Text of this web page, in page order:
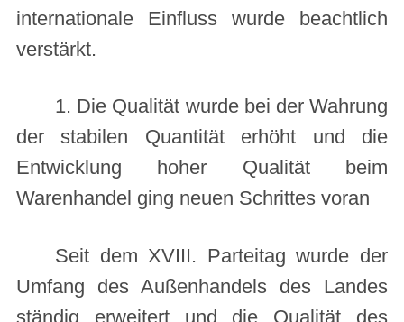
internationale Einfluss wurde beachtlich
verstärkt.
1. Die Qualität wurde bei der Wahrung
der stabilen Quantität erhöht und die
Entwicklung hoher Qualität beim
Warenhandel ging neuen Schrittes voran
Seit dem XVIII. Parteitag wurde der
Umfang des Außenhandels des Landes